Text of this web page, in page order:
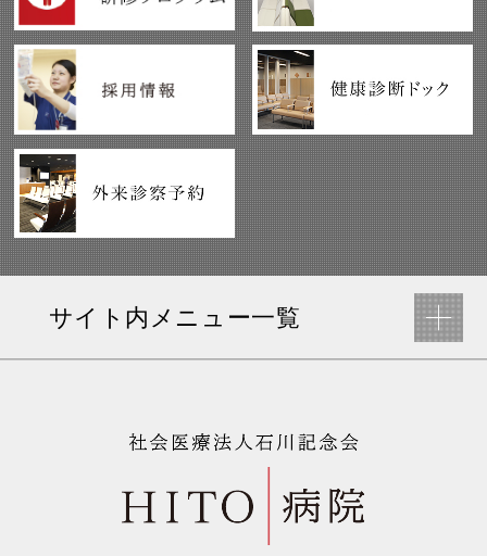
サイト内メニュー一覧